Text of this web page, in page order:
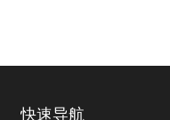
快速导航